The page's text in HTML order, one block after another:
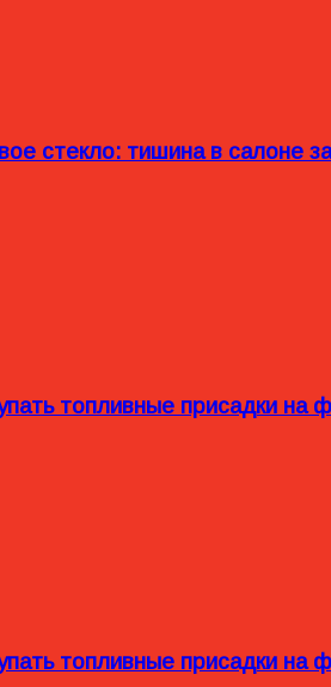
стекло: тишина в салоне
топливные присадки на
топливные присадки на